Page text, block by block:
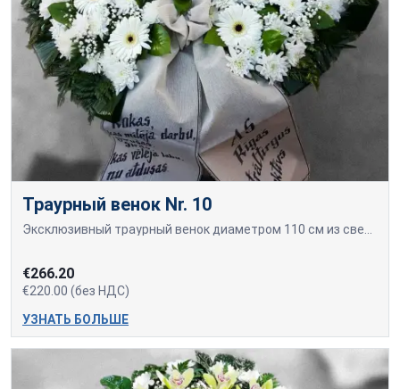
Траурный венок Nr. 10
€266.20
€220.00 (без НДС)
УЗНАТЬ БОЛЬШЕ